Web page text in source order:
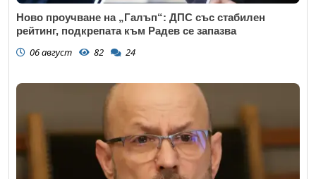
Ново проучване на „Галъп“: ДПС със стабилен
рейтинг, подкрепата към Радев се запазва
06 август 82 24